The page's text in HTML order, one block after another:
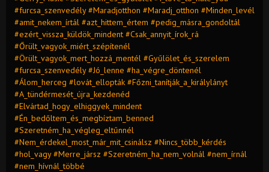
#furcsa_szenvedély #Maradjotthon #Maradj_otthon #Minden_levél
#amit_nekem_írtál #azt_hittem_értem #pedig_másra_gondoltál
#ezért_vissza_küldök_mindent #Csak_annyit_írok_rá
#Őrült_vagyok_miért_szépítenél
#Örült_vagyok_mert_hozzá_mentél #Gyűlölet_és_szerelem
#furcsa_szenvedély #Jó_lenne #ha_végre_döntenél
#Álom_herceg #lovát_ellopták #Főzni_tanítják_a_királylányt
#A_tündérmesét_újra_kezdenéd
#Elvártad_hogy_elhiggyek_mindent
#Én_bedőltem_és_megbíztam_benned
#Szeretném_ha_végleg_eltűnnél
#Nem_érdekel_most_már_mit_csinálsz #Nincs_több_kérdés
#hol_vagy #Merre_jársz #Szeretném_ha_nem_volnál #nem_írnál
#nem_hívnál_többé